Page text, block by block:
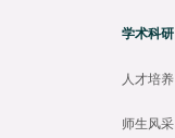
学术科研
人才培养
师生风采